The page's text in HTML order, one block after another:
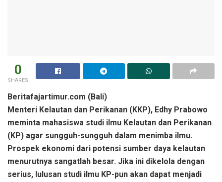
0
SHARES
Beritafajartimur.com (Bali)
Menteri Kelautan dan Perikanan (KKP), Edhy Prabowo
meminta mahasiswa studi ilmu Kelautan dan Perikanan
(KP) agar sungguh-sungguh dalam menimba ilmu.
Prospek ekonomi dari potensi sumber daya kelautan
menurutnya sangatlah besar. Jika ini dikelola dengan
serius, lulusan studi ilmu KP-pun akan dapat menjadi